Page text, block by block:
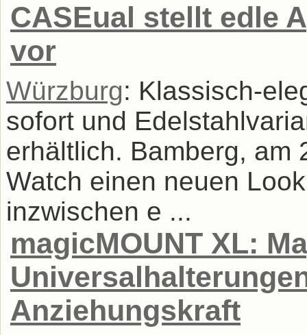
CASEual stellt edle
vor
Würzburg: Klassisch-
sofort und
erhältlich. Bamberg, am
Watch einen neuen
inzwischen e ...
magicMOUNT XL:
Anziehungskraft